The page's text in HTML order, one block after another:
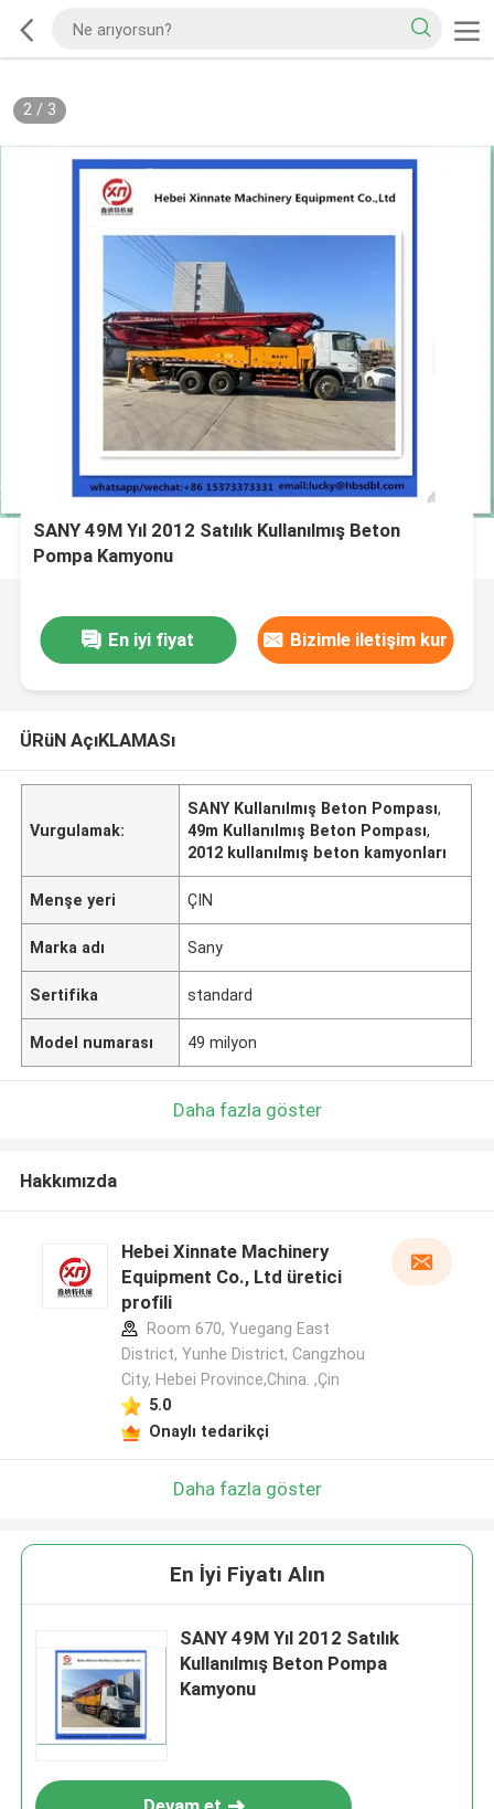
2/ 3
SANY 49M Yıl 2012 Satılık Kullanılmış Beton
Pompa Kamyonu
En iyi fiyat Bizimle iletişim kur
ÜRüN AçıKLAMASı
Vurgulamak:
SANY Kullanılmış Beton Pompası,
49m Kullanılmış Beton Pompası,
2012 kullanılmış beton kamyonları
Menşe yeri ÇIN
Marka adı Sany
Sertifika standard
Model numarası 49 milyon
Daha fazla göster
Hakkımızda
Hebei Xinnate Machinery
Equipment Co., Ltd üretici
profili
Room 670, Yuegang East
District, Yunhe District, Cangzhou
City, Hebei Province,China. ,Çin
5.0
Onaylı tedarikçi
Daha fazla göster
En İyi Fiyatı Alın
SANY 49M Yıl 2012 Satılık
Kullanılmış Beton Pompa
Kamyonu